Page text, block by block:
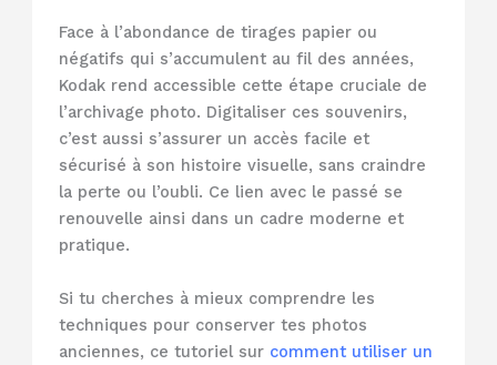
Face à l’abondance de tirages papier ou
négatifs qui s’accumulent au fil des années,
Kodak rend accessible cette étape cruciale de
l’archivage photo. Digitaliser ces souvenirs,
c’est aussi s’assurer un accès facile et
sécurisé à son histoire visuelle, sans craindre
la perte ou l’oubli. Ce lien avec le passé se
renouvelle ainsi dans un cadre moderne et
pratique.
Si tu cherches à mieux comprendre les
techniques pour conserver tes photos
anciennes, ce tutoriel sur comment utiliser un